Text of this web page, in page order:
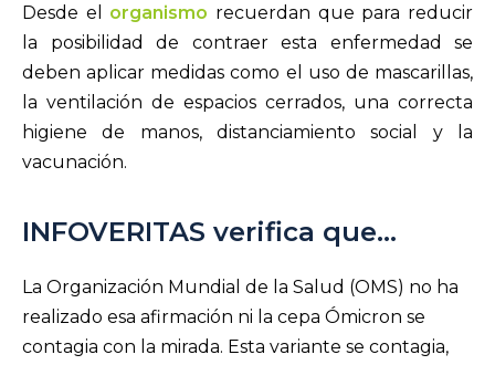
Desde el organismo recuerdan que para reducir
la posibilidad de contraer esta enfermedad se
deben aplicar medidas como el uso de mascarillas,
la ventilación de espacios cerrados, una correcta
higiene de manos, distanciamiento social y la
vacunación.
INFOVERITAS verifica que…
La Organización Mundial de la Salud (OMS) no ha
realizado esa afirmación ni la cepa Ómicron se
contagia con la mirada. Esta variante se contagia,